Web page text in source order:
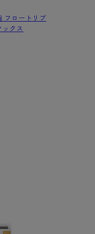
覧へ
フロートリブ
クス